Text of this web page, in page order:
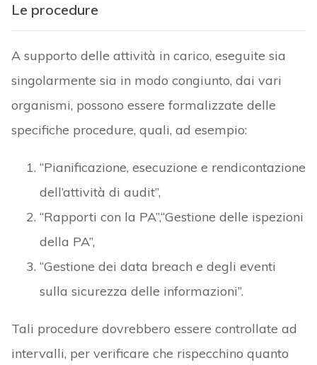
Le procedure
A supporto delle attività in carico, eseguite sia
singolarmente sia in modo congiunto, dai vari
organismi, possono essere formalizzate delle
specifiche procedure, quali, ad esempio:
“Pianificazione, esecuzione e rendicontazione
dell’attività di audit”,
“Rapporti con la PA”,“Gestione delle ispezioni
della PA”,
“Gestione dei data breach e degli eventi
sulla sicurezza delle informazioni”.
Tali procedure dovrebbero essere controllate ad
intervalli, per verificare che rispecchino quanto